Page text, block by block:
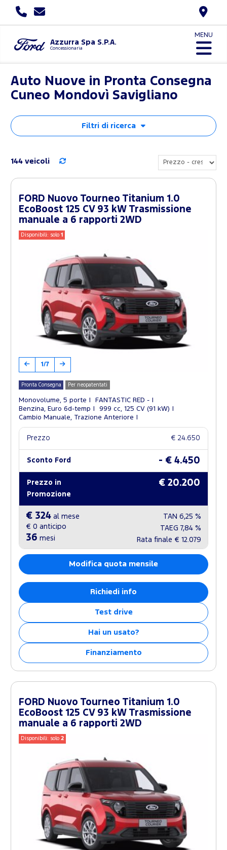
Azzurra Spa S.P.A.
Concessionaria
MENU
Auto Nuove in Pronta Consegna
Cuneo Mondovì Savigliano
Filtri di ricerca
144 veicoli
FORD Nuovo Tourneo Titanium 1.0
EcoBoost 125 CV 93 kW Trasmissione
manuale a 6 rapporti 2WD
Disponibili: solo1
1/7
Pronta Consegna Per neopatentati
Monovolume, 5 porte
FANTASTIC RED -
Benzina, Euro 6d-temp
999 cc, 125 CV (91 kW)
Cambio Manuale, Trazione Anteriore
Prezzo € 24.650
Sconto Ford - € 4.450
Prezzo in
Promozione
€ 20.200
€ 324 al mese
€ 0 anticipo
36 mesi
TAN 6,25 %
TAEG 7,84 %
Rata finale € 12.079
Modifica quota mensile
Richiedi info
Test drive
Hai un usato?
Finanziamento
FORD Nuovo Tourneo Titanium 1.0
EcoBoost 125 CV 93 kW Trasmissione
manuale a 6 rapporti 2WD
Disponibili: solo2